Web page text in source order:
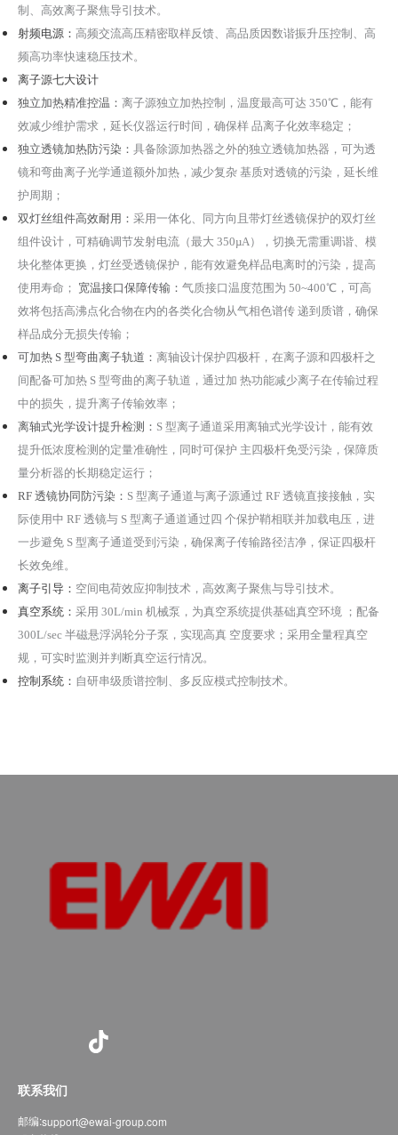
制、高效离子聚焦导引技术。
射频电源： 高频交流高压精密取样反馈、高品质因数谐振升压控制、高
频高功率快速稳压技术。
离子源七大设计
独立加热精准控温： 离子源独立加热控制，温度最高可达 350℃，能有
效减少维护需求，延长仪器运行时间，确保样 品离子化效率稳定；
独立透镜加热防污染： 具备除源加热器之外的独立透镜加热器，可为透
镜和弯曲离子光学通道额外加热，减少复杂 基质对透镜的污染，延长维
护周期；
双灯丝组件高效耐用： 采用一体化、同方向且带灯丝透镜保护的双灯丝
组件设计，可精确调节发射电流（最大 350µA ），切换无需重调谐、模
块化整体更换，灯丝受透镜保护，能有效避免样品电离时的污染，提高
使用寿命； 宽温接口保障传输： 气质接口温度范围为 50~400℃，可高
效将包括高沸点化合物在内的各类化合物从气相色谱传 递到质谱，确保
样品成分无损失传输；
可加热 S 型弯曲离子轨道： 离轴设计保护四极杆，在离子源和四极杆之
间配备可加热 S 型弯曲的离子轨道，通过加 热功能减少离子在传输过程
中的损失，提升离子传输效率；
离轴式光学设计提升检测： S 型离子通道采用离轴式光学设计，能有效
提升低浓度检测的定量准确性，同时可保护 主四极杆免受污染，保障质
量分析器的长期稳定运行；
RF 透镜协同防污染： S 型离子通道与离子源通过 RF 透镜直接接触，实
际使用中 RF 透镜与 S 型离子通道通过四 个保护鞘相联并加载电压，进
一步避免 S 型离子通道受到污染，确保离子传输路径洁净，保证四极杆
长效免维。
离子引导： 空间电荷效应抑制技术，高效离子聚焦与导引技术。
真空系统： 采用 30L/min 机械泵，为真空系统提供基础真空环境 ；配备
300L/sec 半磁悬浮涡轮分子泵，实现高真 空度要求；采用全量程真空
规，可实时监测并判断真空运行情况。
控制系统： 自研串级质谱控制、多反应模式控制技术。
联系我们
邮编:support@ewai-group.com